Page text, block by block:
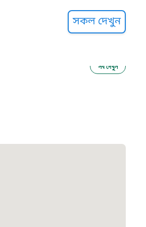
সকল দেখুন
সব দেখুন